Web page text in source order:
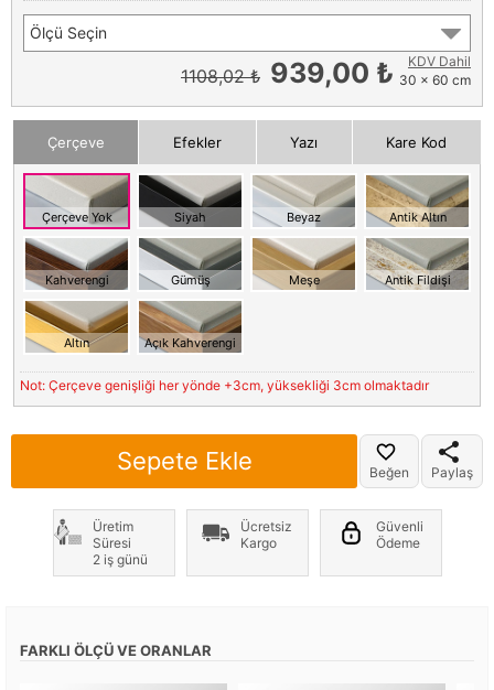
Ölçü Seçin
1108,02 ₺ 939,00 ₺
KDV Dahil
30 x 60 cm
Çerçeve Efekler Yazı Kare Kod
Çerçeve Yok Siyah Beyaz Antik Altın
Kahverengi Gümüş Meşe Antik Fildişi
Altın Açık Kahverengi
Not: Çerçeve genişliği her yönde +3cm, yüksekliği 3cm olmaktadır
Sepete Ekle Beğen Paylaş
Üretim
Süresi
2 iş günü
Ücretsiz
Kargo
Güvenli
Ödeme
FARKLI ÖLÇÜ VE ORANLAR